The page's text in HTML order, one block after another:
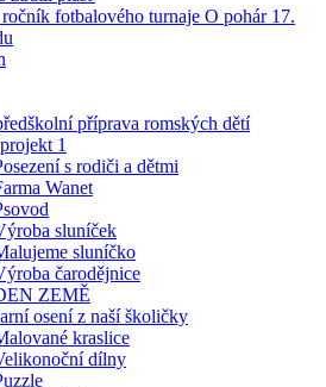
fotbalového turnaje O pohár 17.
příprava romských dětí
1
s rodiči a dětmi
Wanet
sluníček
sluníčko
čarodějnice
ZEMĚ
osení z naší školičky
kraslice
dílny